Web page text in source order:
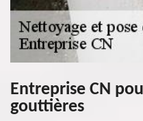
Entreprise CN
gouttières